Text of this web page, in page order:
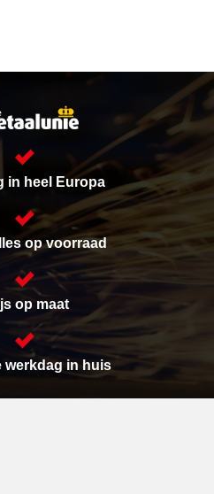
in heel Europa
op voorraad
op maat
werkdag in huis